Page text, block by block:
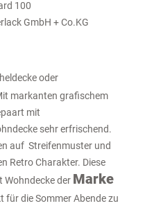
100
GmbH + Co.KG
oder
markanten grafischem
mit
sehr erfrischend.
auf Streifenmuster und
Retro Charakter. Diese
der Marke
für die Sommer Abende zu